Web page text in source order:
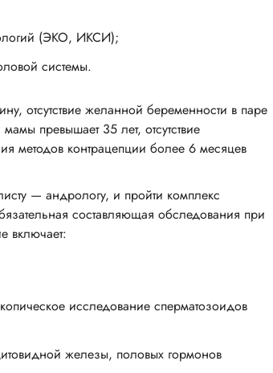
(ЭКО, ИКСИ);
системы.
отсутствие желанной беременности в паре
превышает 35 лет, отсутствие
методов контрацепции более 6 месяцев
— андрологу, и пройти комплекс
составляющая обследования при
включает:
исследование сперматозоидов
железы, половых гормонов